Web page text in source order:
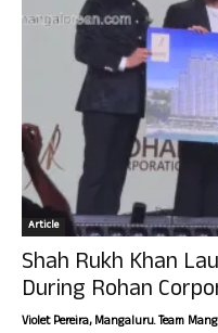
Article
Shah Rukh Khan
During Rohan
Violet Pereira, Mangaluru. Team